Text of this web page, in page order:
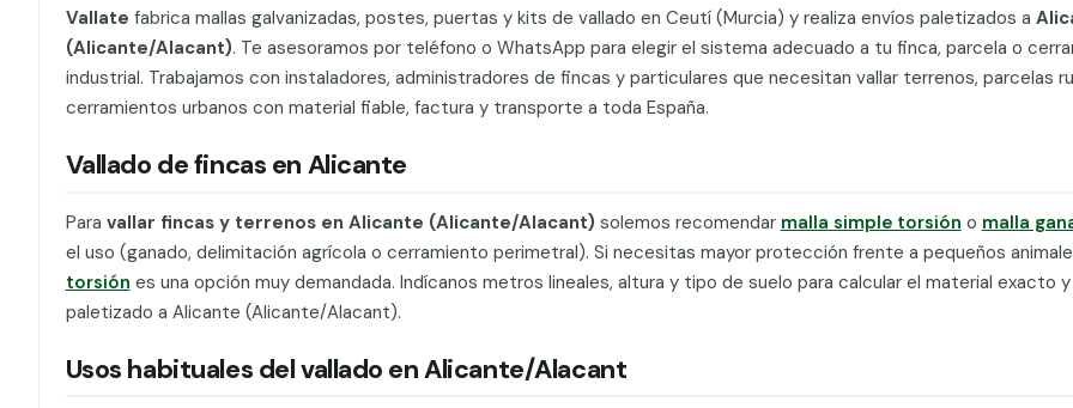
Vallate fabrica mallas galvanizadas, postes, puertas y kits de vallado en Ceutí (Murcia) y realiza envíos paletizados a
(Alicante/Alacant). Te asesoramos por teléfono o WhatsApp para elegir el sistema adecuado a tu finca, parcela o
industrial. Trabajamos con instaladores, administradores de fincas y particulares que necesitan vallar terrenos, parcelas
cerramientos urbanos con material fiable, factura y transporte a toda España.
Vallado de fincas en Alicante
Para vallar fincas y terrenos en Alicante (Alicante/Alacant) solemos recomendar malla simple torsión o malla
el uso (ganado, delimitación agrícola o cerramiento perimetral). Si necesitas mayor protección frente a pequeños
torsión es una opción muy demandada. Indícanos metros lineales, altura y tipo de suelo para calcular el material exacto
paletizado a Alicante (Alicante/Alacant).
Usos habituales del vallado en Alicante/Alacant